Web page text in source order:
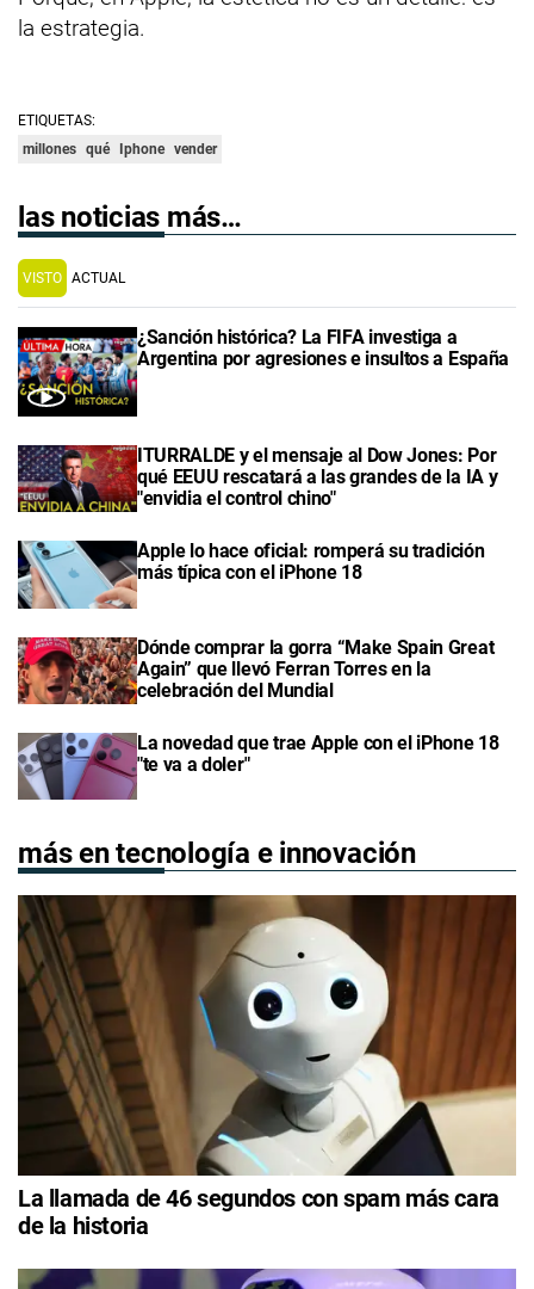
la estrategia.
ETIQUETAS:
millones qué Iphone vender
las noticias más…
VISTO ACTUAL
¿Sanción histórica? La FIFA investiga a
Argentina por agresiones e insultos a España
ITURRALDE y el mensaje al Dow Jones: Por
qué EEUU rescatará a las grandes de la IA y
"envidia el control chino"
Apple lo hace oficial: romperá su tradición
más típica con el iPhone 18
Dónde comprar la gorra “Make Spain Great
Again” que llevó Ferran Torres en la
celebración del Mundial
La novedad que trae Apple con el iPhone 18
"te va a doler"
más en tecnología e innovación
La llamada de 46 segundos con spam más cara
de la historia